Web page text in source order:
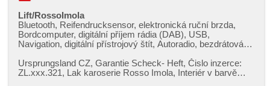
Lift/RossoImola
Bluetooth, Reifendrucksensor, elektronická ruční brzda,
Bordcomputer, digitální příjem rádia (DAB), USB,
Navigation, digitální přístrojový štít, Autoradio, bezdrátová
Multifunktionslenkrad, Lenkrad einstellbar, höheneinstellbare
Fahrersitz, Sportsitze, täglich Leuchten, automatické
Ursprungsland CZ,​ Garantie Scheck​- Heft,​ Čislo inzerce:
ZL.xxx.321,​ Lak karoserie Rosso Imola,​ Interiér v barvě